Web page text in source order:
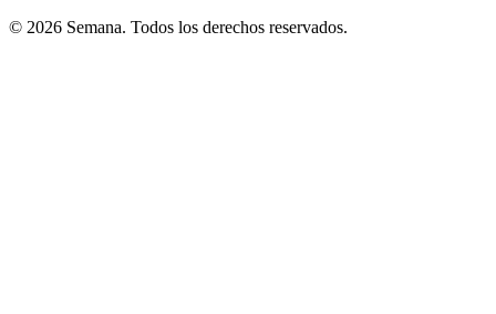
© 2026 Semana. Todos los derechos reservados.